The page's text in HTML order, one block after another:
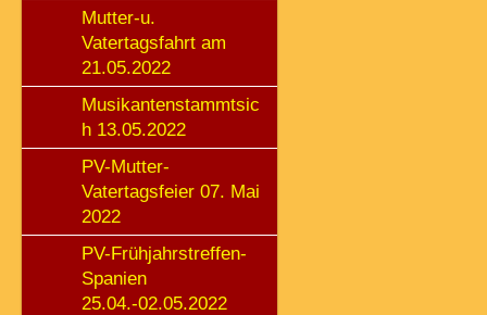
Mutter-u.
Vatertagsfahrt am
21.05.2022
Musikantenstammtsic
h 13.05.2022
PV-Mutter-
Vatertagsfeier 07. Mai
2022
PV-Frühjahrstreffen-
Spanien
25.04.-02.05.2022